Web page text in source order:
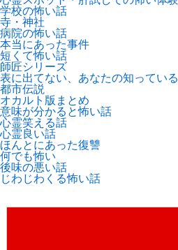
学校の怖い話
寺・神社
病院の怖い話
本当にあった事件
短くて怖い話
師匠シリーズ
表に出てない、あなたの知ってい
都市伝説
オカルト版まとめ
意味が分かると怖い話
心霊笑える話
心霊良い話
ほんとにあった復讐
何でも怖い
後味の悪い話
じわじわくる怖い話